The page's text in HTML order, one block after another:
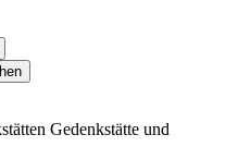
Gedenkstätte und